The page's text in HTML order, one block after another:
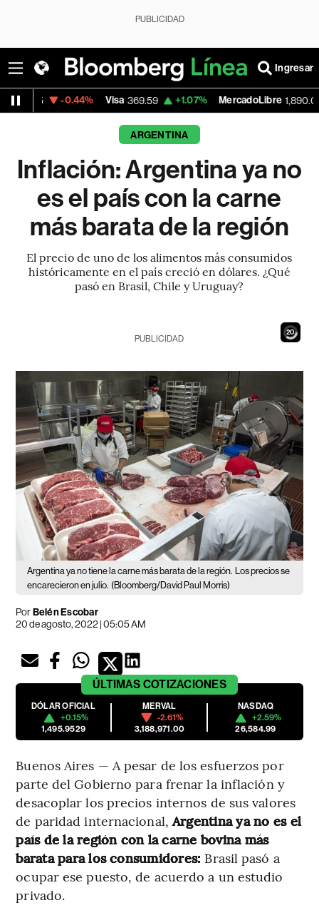
PUBLICIDAD
Ingresar
Visa 369.59 +1.07% MercadoLibre 1,890.05 -0.55%
ARGENTINA
Inflación: Argentina ya no
es el país con la carne
más barata de la región
El precio de uno de los alimentos más consumidos
históricamente en el país creció en dólares. ¿Qué
pasó en Brasil, Chile y Uruguay?
18
PUBLICIDAD
Argentina ya no tiene la carne más barata de la región. Los precios se
encarecieron en julio. (Bloomberg/David Paul Morris)
PorBelén Escobar
20 de agosto, 2022 | 05:05 AM
ÚLTIMAS COTIZACIONES
DÓLAR OFICIAL
+0.15%
1,495.9529
MERVAL
-2.61%
3,188,971.00
NASDAQ
+2.59%
26,584.99
Buenos Aires — A pesar de los esfuerzos por
parte del Gobierno para frenar la inflación y
desacoplar los precios internos de sus valores
de paridad internacional,Argentina ya no es el
país de la región con la carne bovina más
barata para los consumidores: Brasil pasó a
ocupar ese puesto, de acuerdo a un estudio
privado.